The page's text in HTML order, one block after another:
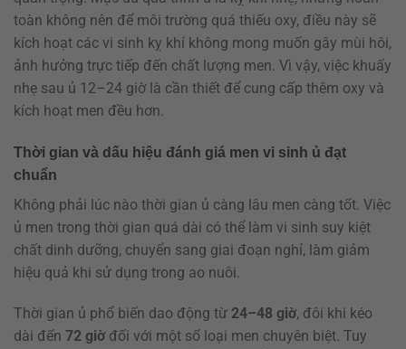
toàn không nên để môi trường quá thiếu oxy, điều này sẽ
kích hoạt các vi sinh kỵ khí không mong muốn gây mùi hôi,
ảnh hưởng trực tiếp đến chất lượng men. Vì vậy, việc khuấy
nhẹ sau ủ 12–24 giờ là cần thiết để cung cấp thêm oxy và
kích hoạt men đều hơn.
Thời gian và dấu hiệu đánh giá men vi sinh ủ đạt
chuẩn
Không phải lúc nào thời gian ủ càng lâu men càng tốt. Việc
ủ men trong thời gian quá dài có thể làm vi sinh suy kiệt
chất dinh dưỡng, chuyển sang giai đoạn nghỉ, làm giảm
hiệu quả khi sử dụng trong ao nuôi.
Thời gian ủ phổ biến dao động từ 24–48 giờ, đôi khi kéo
dài đến 72 giờ đối với một số loại men chuyên biệt. Tuy